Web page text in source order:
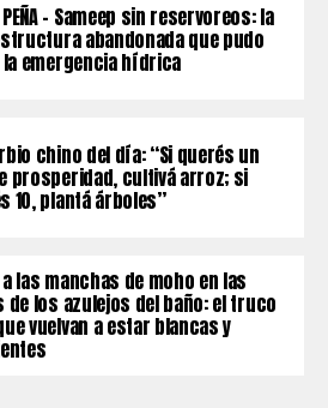
PEÑA – Sameep sin reservoreos: la
abandonada que pudo
emergencia hídrica
chino del día: “Si querés un
prosperidad, cultivá arroz; si
10, plantá árboles”
las manchas de moho en las
de los azulejos del baño: el truco
vuelvan a estar blancas y